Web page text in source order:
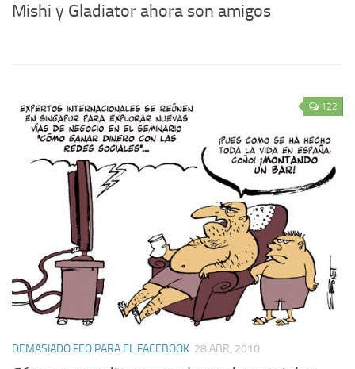
Mishi y Gladiator ahora son amigos
122
DEMASIADO FEO PARA EL FACEBOOK 28 ABR, 2010